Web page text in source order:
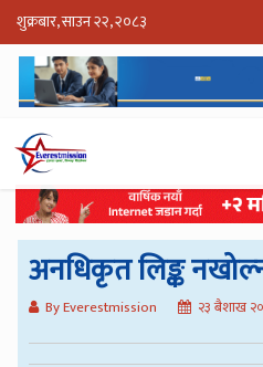
शुक्रबार, साउन २२, २०८३
अनधिकृत लिङ्क
By Everestmission २३ बैशाख